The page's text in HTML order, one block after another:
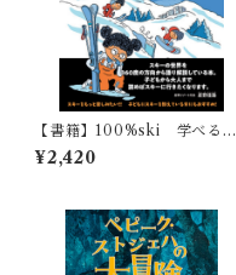
【書籍】100%ski 学べる絵
本でスキーがもっと好きにな
る
¥2,420